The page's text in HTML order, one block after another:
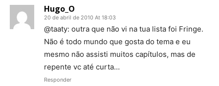
Hugo_O
20 de abril de 2010 At 18:03
@taaty: outra que não vi na tua lista foi Fringe.
Não é todo mundo que gosta do tema e eu
mesmo não assisti muitos capítulos, mas de
repente vc até curta…
Responder